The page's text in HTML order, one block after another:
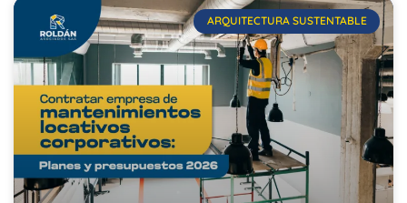
ARQUITECTURA SUSTENTABLE